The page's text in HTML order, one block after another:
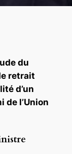
du
retrait
d’un
de l’Union